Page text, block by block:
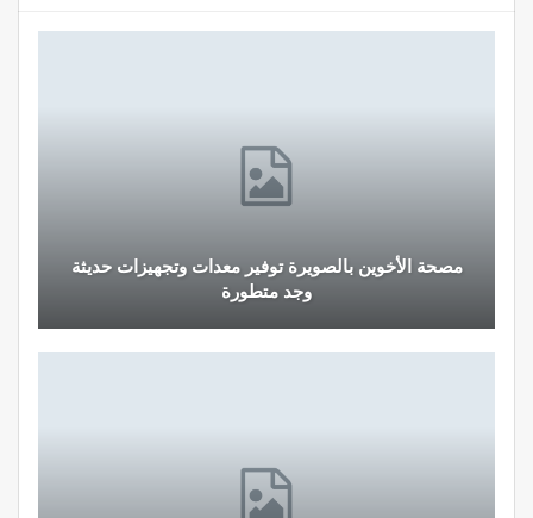
قرار جديد يعيد تنظيم تعويضات الحراسة والمداومة
لمهنيي الصحة